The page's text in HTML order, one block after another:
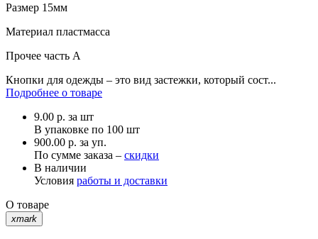
Размер 15мм
Материал пластмасса
Прочее часть А
Кнопки для одежды – это вид застежки, который сост...
Подробнее о товаре
9.00 р. за шт
В упаковке по 100 шт
900.00 р. за уп.
По сумме заказа – скидки
В наличии
Условия работы и доставки
О товаре
xmark